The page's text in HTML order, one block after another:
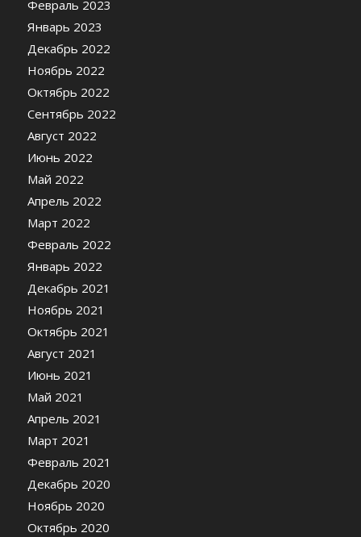
Февраль 2023
Январь 2023
Декабрь 2022
Ноябрь 2022
Октябрь 2022
Сентябрь 2022
Август 2022
Июнь 2022
Май 2022
Апрель 2022
Март 2022
Февраль 2022
Январь 2022
Декабрь 2021
Ноябрь 2021
Октябрь 2021
Август 2021
Июнь 2021
Май 2021
Апрель 2021
Март 2021
Февраль 2021
Декабрь 2020
Ноябрь 2020
Октябрь 2020